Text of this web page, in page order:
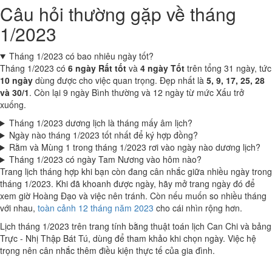
Câu hỏi thường gặp về tháng
1/2023
Tháng 1/2023 có bao nhiêu ngày tốt?
Tháng 1/2023 có 6 ngày Rất tốt và 4 ngày Tốt trên tổng 31 ngày, tức
10 ngày dùng được cho việc quan trọng. Đẹp nhất là 5, 9, 17, 25, 28
và 30/1. Còn lại 9 ngày Bình thường và 12 ngày từ mức Xấu trở
xuống.
Tháng 1/2023 dương lịch là tháng mấy âm lịch?
Ngày nào tháng 1/2023 tốt nhất để ký hợp đồng?
Rằm và Mùng 1 trong tháng 1/2023 rơi vào ngày nào dương lịch?
Tháng 1/2023 có ngày Tam Nương vào hôm nào?
Trang lịch tháng hợp khi bạn còn đang cân nhắc giữa nhiều ngày trong
tháng 1/2023. Khi đã khoanh được ngày, hãy mở trang ngày đó để
xem giờ Hoàng Đạo và việc nên tránh. Còn nếu muốn so nhiều tháng
với nhau, toàn cảnh 12 tháng năm 2023 cho cái nhìn rộng hơn.
Lịch tháng 1/2023 trên trang tính bằng thuật toán lịch Can Chi và bảng
Trực - Nhị Thập Bát Tú, dùng để tham khảo khi chọn ngày. Việc hệ
trọng nên cân nhắc thêm điều kiện thực tế của gia đình.